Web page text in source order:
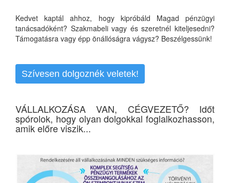
Kedvet kaptál ahhoz, hogy kipróbáld Magad pénzügyi
tanácsadóként? Szakmabeli vagy és szeretnél kiteljesedni?
Támogatásra vagy épp önállóságra vágysz? Beszélgessünk!
Szívesen dolgoznék veletek!
VÁLLALKOZÁSA VAN, CÉGVEZETŐ? Időt
spórolok, hogy olyan dolgokkal foglalkozhasson,
amik előre viszik...